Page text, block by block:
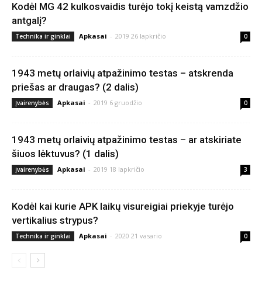
Kodėl MG 42 kulkosvaidis turėjo tokį keistą vamzdžio
antgalį?
Technika ir ginklai Apkasai - 2019 26 lapkričio 0
1943 metų orlaivių atpažinimo testas – atskrenda
priešas ar draugas? (2 dalis)
Įvairenybės Apkasai - 2019 6 gruodžio 0
1943 metų orlaivių atpažinimo testas – ar atskiriate
šiuos lėktuvus? (1 dalis)
Įvairenybės Apkasai - 2019 18 lapkričio 3
Kodėl kai kurie APK laikų visureigiai priekyje turėjo
vertikalius strypus?
Technika ir ginklai Apkasai - 2020 21 vasario 0